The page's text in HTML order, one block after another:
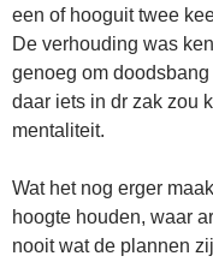
een of hooguit twee
De verhouding was
genoeg om
daar iets in dr zak zou
mentaliteit.
Wat het nog erger
hoogte houden, waar
nooit wat de plannen